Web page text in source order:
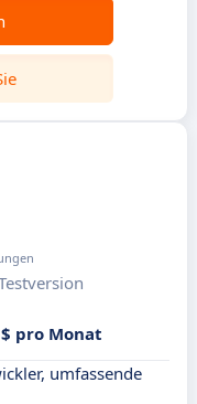
pro Monat
umfassende